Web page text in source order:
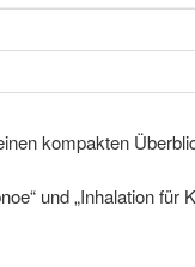
kompakten
und „Inhalation für